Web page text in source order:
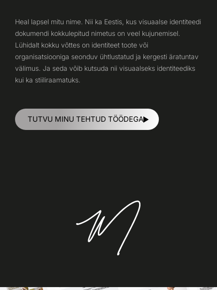
Heal lapsel mitu nime. Nii ka Eestis, kus visuaalse identiteedi
dokumendi kokkulepitud nimetus on veel kujunemisel.
Lühidalt kokku võttes on identiteet toote või
organisatsiooniga seonduv ühtlustatud ja kergesti äratuntav
välimus. Ja seda võib kutsuda nii visuaalseks identiteediks
kui ka stiiliraamatuks.
TUTVU MINU TEHTUD TÖÖDEGA